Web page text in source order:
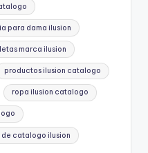
para dama ilusion
marca ilusion
productos ilusion catalogo
ropa ilusion catalogo
de catalogo ilusion